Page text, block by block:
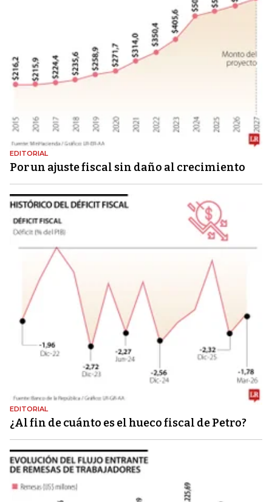
EDITORIAL
Por un ajuste fiscal sin daño al crecimiento
EDITORIAL
¿Al fin de cuánto es el hueco fiscal de Petro?